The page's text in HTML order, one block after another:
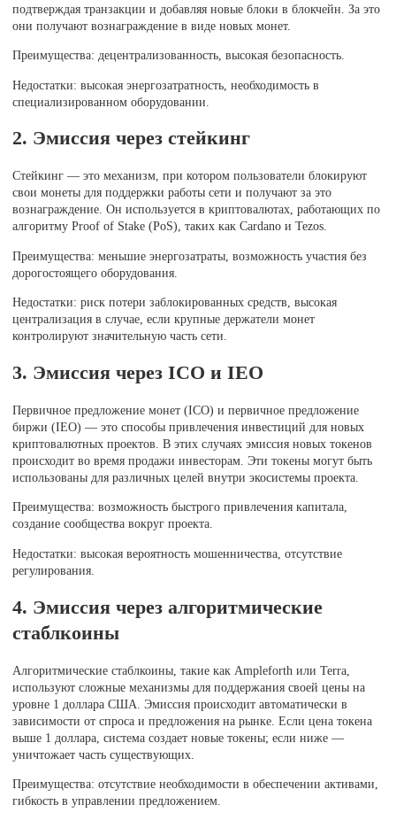
подтверждая транзакции и добавляя новые блоки в блокчейн. За это
они получают вознаграждение в виде новых монет.
Преимущества: децентрализованность, высокая безопасность.
Недостатки: высокая энергозатратность, необходимость в
специализированном оборудовании.
2. Эмиссия через стейкинг
Стейкинг — это механизм, при котором пользователи блокируют
свои монеты для поддержки работы сети и получают за это
вознаграждение. Он используется в криптовалютах, работающих по
алгоритму Proof of Stake (PoS), таких как Cardano и Tezos.
Преимущества: меньшие энергозатраты, возможность участия без
дорогостоящего оборудования.
Недостатки: риск потери заблокированных средств, высокая
централизация в случае, если крупные держатели монет
контролируют значительную часть сети.
3. Эмиссия через ICO и IEO
Первичное предложение монет (ICO) и первичное предложение
биржи (IEO) — это способы привлечения инвестиций для новых
криптовалютных проектов. В этих случаях эмиссия новых токенов
происходит во время продажи инвесторам. Эти токены могут быть
использованы для различных целей внутри экосистемы проекта.
Преимущества: возможность быстрого привлечения капитала,
создание сообщества вокруг проекта.
Недостатки: высокая вероятность мошенничества, отсутствие
регулирования.
4. Эмиссия через алгоритмические
стаблкоины
Алгоритмические стаблкоины, такие как Ampleforth или Terra,
используют сложные механизмы для поддержания своей цены на
уровне 1 доллара США. Эмиссия происходит автоматически в
зависимости от спроса и предложения на рынке. Если цена токена
выше 1 доллара, система создает новые токены; если ниже —
уничтожает часть существующих.
Преимущества: отсутствие необходимости в обеспечении активами,
гибкость в управлении предложением.